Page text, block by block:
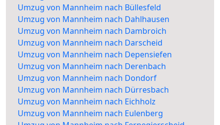
Umzug von Mannheim nach Büllesfeld
Umzug von Mannheim nach Dahlhausen
Umzug von Mannheim nach Dambroich
Umzug von Mannheim nach Darscheid
Umzug von Mannheim nach Depensiefen
Umzug von Mannheim nach Derenbach
Umzug von Mannheim nach Dondorf
Umzug von Mannheim nach Dürresbach
Umzug von Mannheim nach Eichholz
Umzug von Mannheim nach Eulenberg